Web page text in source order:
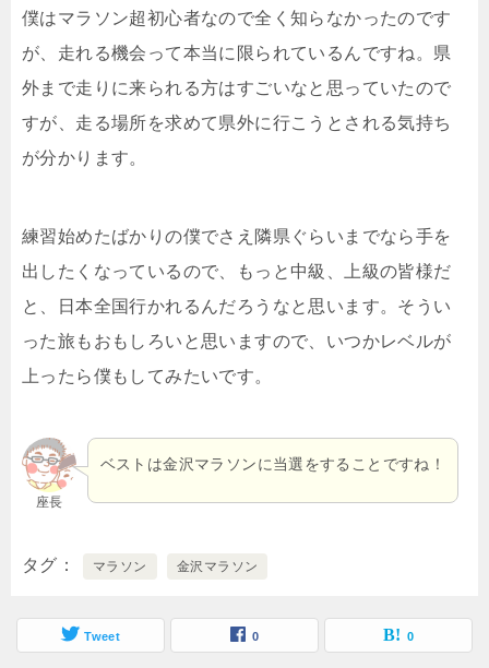
僕はマラソン超初心者なので全く知らなかったのです
が、走れる機会って本当に限られているんですね。県
外まで走りに来られる方はすごいなと思っていたので
すが、走る場所を求めて県外に行こうとされる気持ち
が分かります。
練習始めたばかりの僕でさえ隣県ぐらいまでなら手を
出したくなっているので、もっと中級、上級の皆様だ
と、日本全国行かれるんだろうなと思います。そうい
った旅もおもしろいと思いますので、いつかレベルが
上ったら僕もしてみたいです。
座長
ベストは金沢マラソンに当選をすることですね！
タグ マラソン 金沢マラソン
Tweet 0 0